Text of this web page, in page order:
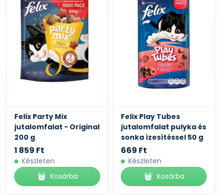
Felix Party Mix
jutalomfalat - Original
200 g
1 859 Ft
Készleten
Kosárba
Felix Play Tubes
jutalomfalat pulyka és
sonka ízesítéssel 50 g
669 Ft
Készleten
Kosárba